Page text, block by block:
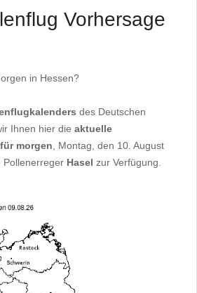
Vorhersage
in Hessen?
des Deutschen
Ihnen hier die aktuelle
morgen , Montag, den 10. August
Pollenerreger Hasel zur Verfügung.